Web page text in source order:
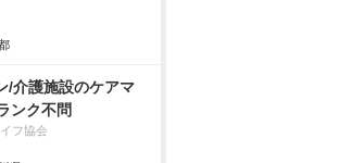
/介護施設のケアマ
ンク不問
フ協会